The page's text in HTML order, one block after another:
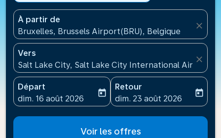
À partir de
Bruxelles, Brussels Airport(BRU), Belgique
close
Vers
Salt Lake City, Salt Lake City International
close
Départ
fc-booking-departure-date-aria-label
dim. 16 août 2026
today
Retour
fc-booking-return-date-
dim. 23 août 2026
today
Voir les offres